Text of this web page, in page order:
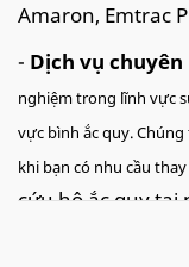
Amaron, Emtrac
- Dịch vụ
nghiệm trong lĩnh vực
vực bình ắc quy.
khi bạn có nhu cầu
cứu hộ ắc quy tại
đội ngũ tay nghề